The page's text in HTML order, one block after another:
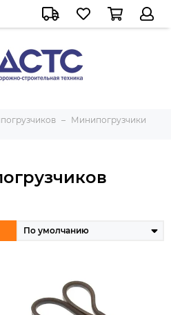
Минипогрузчики